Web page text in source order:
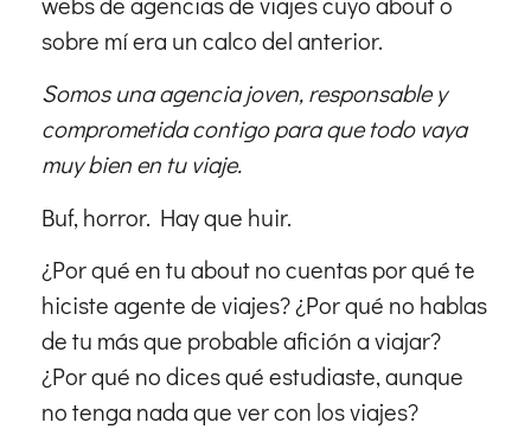
sobre mí era un calco del anterior.
Somos una agencia joven, responsable y
comprometida contigo para que todo vaya
muy bien en tu viaje.
Buf, horror. Hay que huir.
¿Por qué en tu about no cuentas por qué te
hiciste agente de viajes? ¿Por qué no hablas
de tu más que probable afición a viajar?
¿Por qué no dices qué estudiaste, aunque
no tenga nada que ver con los viajes?